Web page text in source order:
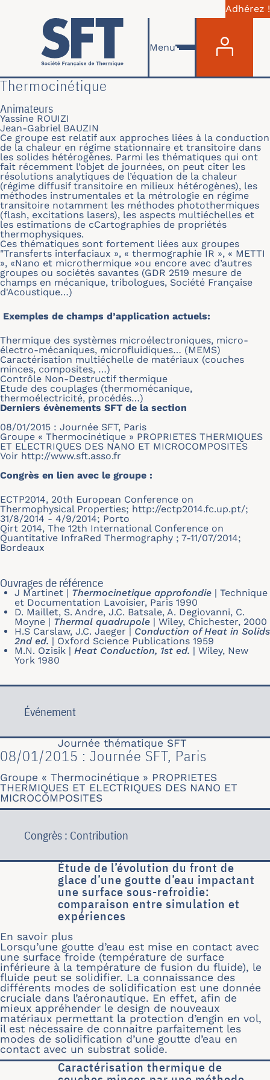
Aller au contenu principal
Adhérez !
Menu
Thermocinétique
Animateurs
Yassine ROUIZI
Jean-Gabriel BAUZIN
Ce groupe est relatif aux approches liées à la conduction
de la chaleur en régime stationnaire et transitoire dans
les solides hétérogènes. Parmi les thématiques qui ont
fait récemment l’objet de journées, on peut citer les
résolutions analytiques de l’équation de la chaleur
(régime diffusif transitoire en milieux hétérogènes), les
méthodes instrumentales et la métrologie en régime
transitoire notamment les méthodes photothermiques
(flash, excitations lasers), les aspects multiéchelles et
les estimations de cCartographies de propriétés
thermophysiques.
Ces thématiques sont fortement liées aux groupes
"Transferts interfaciaux », « thermographie IR », « METTI
», «Nano et microthermique »ou encore avec d’autres
groupes ou sociétés savantes (GDR 2519 mesure de
champs en mécanique, tribologues, Société Française
d'Acoustique…)
Exemples de champs d’application actuels:
Thermique des systèmes microélectroniques, micro-
électro-mécaniques, microfluidiques… (MEMS)
Caractérisation multiéchelle de matériaux (couches
minces, composites, …)
Contrôle Non-Destructif thermique
Etude des couplages (thermomécanique,
thermoélectricité, procédés…)
Derniers évènements SFT de la section
08/01/2015 : Journée SFT, Paris
Groupe « Thermocinétique » PROPRIETES THERMIQUES
ET ELECTRIQUES DES NANO ET MICROCOMPOSITES
Voir http://www.sft.asso.fr
Congrès en lien avec le groupe :
ECTP2014, 20th European Conference on
Thermophysical Properties; http://ectp2014.fc.up.pt/;
31/8/2014 - 4/9/2014; Porto
Qirt 2014, The 12th International Conference on
Quantitative InfraRed Thermography ; 7-11/07/2014;
Bordeaux
Ouvrages de référence
J Martinet | Thermocinetique approfondie | Technique
et Documentation Lavoisier, Paris 1990
D. Maillet, S. Andre, J.C. Batsale, A. Degiovanni, C.
Moyne | Thermal quadrupole | Wiley, Chichester, 2000
H.S Carslaw, J.C. Jaeger | Conduction of Heat in Solids
2nd ed. | Oxford Science Publications 1959
M.N. Ozisik | Heat Conduction, 1st ed. | Wiley, New
York 1980
Événement
Journée thématique SFT
08/01/2015 : Journée SFT, Paris
Groupe « Thermocinétique » PROPRIETES
THERMIQUES ET ELECTRIQUES DES NANO ET
MICROCOMPOSITES
Congrès : Contribution
Étude de l’évolution du front de
glace d’une goutte d’eau impactant
une surface sous-refroidie:
comparaison entre simulation et
expériences
En savoir plus
Lorsqu’une goutte d’eau est mise en contact avec
une surface froide (température de surface
inférieure à la température de fusion du fluide), le
fluide peut se solidifier. La connaissance des
différents modes de solidification est une donnée
cruciale dans l’aéronautique. En effet, afin de
mieux appréhender le design de nouveaux
matériaux permettant la protection d’engin en vol,
il est nécessaire de connaitre parfaitement les
modes de solidification d’une goutte d’eau en
contact avec un substrat solide.
Caractérisation thermique de